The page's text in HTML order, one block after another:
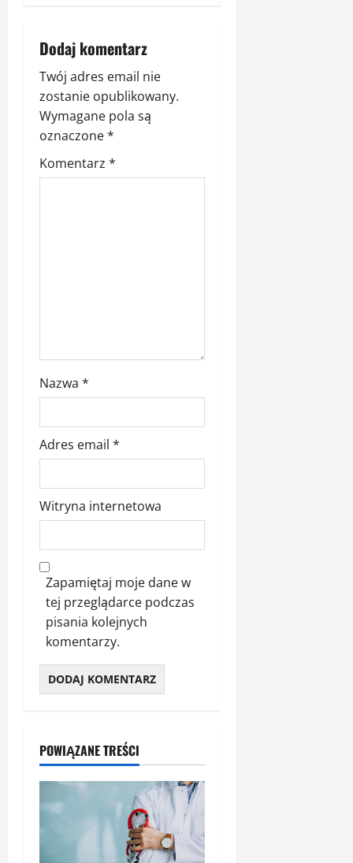
p
i
s
y
Dodaj komentarz
Twój adres email nie
zostanie opublikowany.
Wymagane pola są
oznaczone*
Komentarz *
Nazwa *
Adres email *
Witryna internetowa
Zapamiętaj moje dane w
tej przeglądarce podczas
pisania kolejnych
komentarzy.
POWIĄZANE TREŚCI